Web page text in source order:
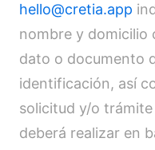
hello@cretia.app
nombre y domicilio
dato o documento
identificación, así
solicitud y/o
deberá realizar en